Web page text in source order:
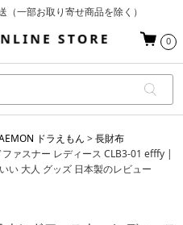
一部お取り寄せ商品を除く）
縄・離島を除く)
0
ドラえもん
長財布
ァスナー レディース CLB3-01 efffy |
い 大人 グッズ 日本製のレビュー